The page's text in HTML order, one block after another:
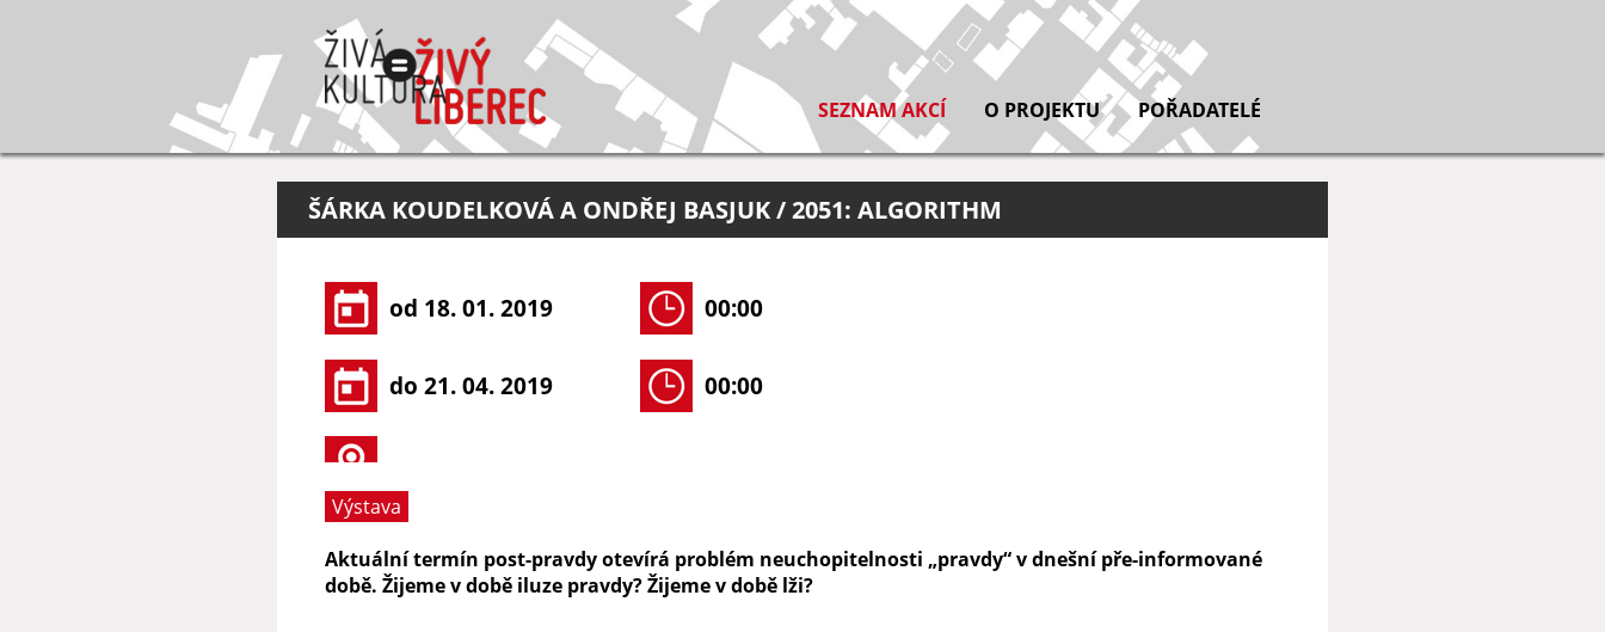
SEZNAM AKCÍ O PROJEKTU POŘADATELÉ
ŠÁRKA KOUDELKOVÁ A ONDŘEJ BASJUK / 2051: ALGORITHM
od 18. 01. 2019 00:00
do 21. 04. 2019 00:00
Výstava
Aktuální termín post-pravdy otevírá problém neuchopitelnosti „pravdy“ v dnešní pře-informované
době. Žijeme v době iluze pravdy? Žijeme v době lži?